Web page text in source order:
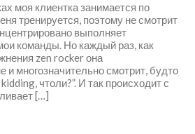
моя клиентка занимается по
тренируется, поэтому не смотрит
выполняет
команды. Но каждый раз, как
zen rocker она
и многозначительно смотрит, будто
чтоли?”. И так происходит с
[…]